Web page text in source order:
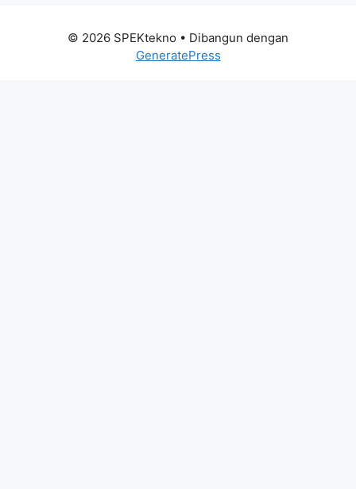
© 2026 SPEKtekno • Dibangun dengan
GeneratePress